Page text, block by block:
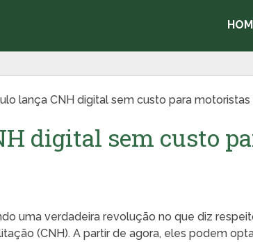
lança CNH digital sem custo para motoristas
digital sem custo
uma verdadeira revolução no que diz
(CNH). A partir de agora, eles podem